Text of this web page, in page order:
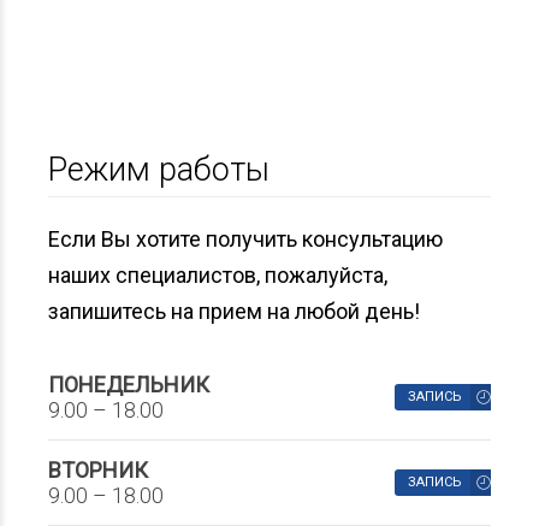
Режим работы
Если Вы хотите получить консультацию
наших специалистов, пожалуйста,
запишитесь на прием на любой день!
ПОНЕДЕЛЬНИК
9.00 – 18.00
ЗАПИСЬ
ВТОРНИК
9.00 – 18.00
ЗАПИСЬ